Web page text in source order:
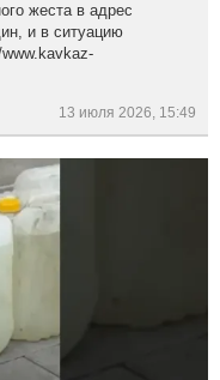
жеста в адрес
и в ситуацию
13 июля 2026, 15:49